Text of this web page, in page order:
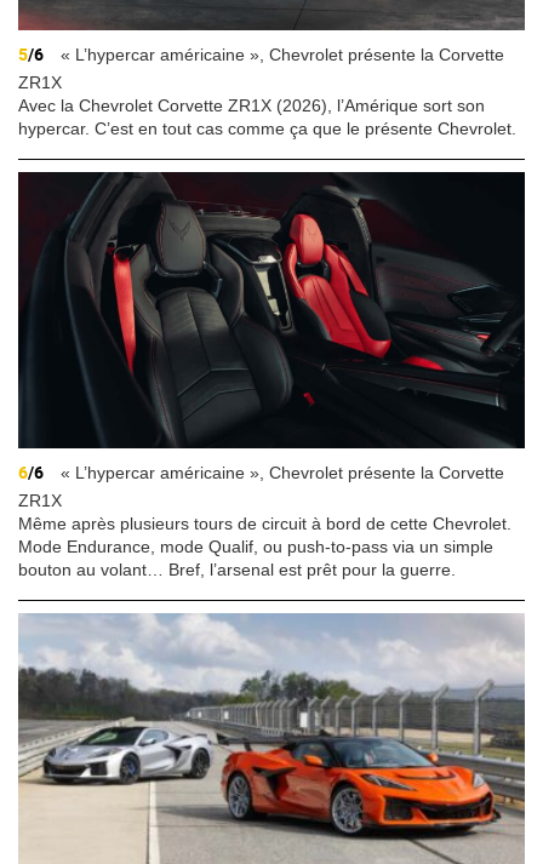
5/6
« L’hypercar américaine », Chevrolet présente la Corvette
ZR1X
Avec la Chevrolet Corvette ZR1X (2026), l’Amérique sort son
hypercar. C’est en tout cas comme ça que le présente Chevrolet.
6/6
« L’hypercar américaine », Chevrolet présente la Corvette
ZR1X
Même après plusieurs tours de circuit à bord de cette Chevrolet.
Mode Endurance, mode Qualif, ou push-to-pass via un simple
bouton au volant… Bref, l’arsenal est prêt pour la guerre.